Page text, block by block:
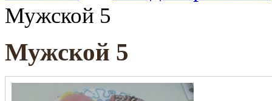
Мужской 5
Мужской 5